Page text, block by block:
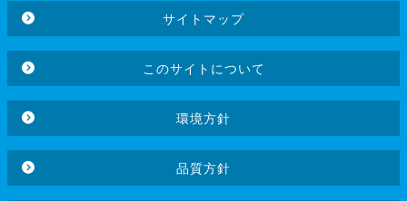
サイトマップ
このサイトについて
環境方針
品質方針